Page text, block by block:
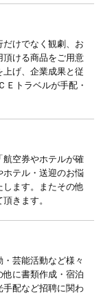
けでなく観劇、お
頂ける商品をご用意
げ、企業成果と従
Ｅトラベルが手配・
航空券やホテルが確
テル・送迎のお悩
ます。またその他
きます。
芸能活動など様々
に書類作成・宿泊
手配など招聘に関わ